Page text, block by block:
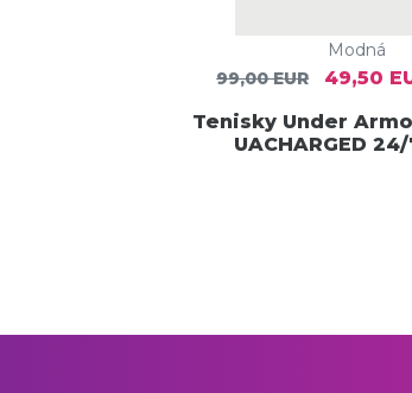
Modná
99,00 EUR
49,50
Tenisky Under
UACHARGED